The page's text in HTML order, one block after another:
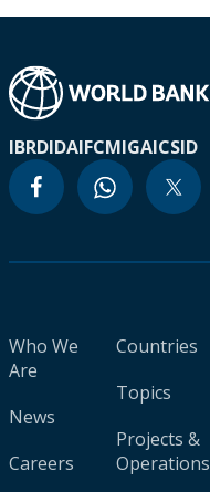
IBRDIDAIFCMIGAICSID
Who We
Are
News
Careers
Countries
Topics
Projects &
Operations